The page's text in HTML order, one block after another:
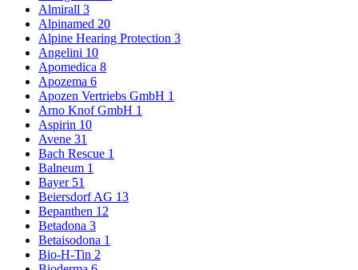
Almirall 3
Alpinamed 20
Alpine Hearing Protection 3
Angelini 10
Apomedica 8
Apozema 6
Apozen Vertriebs GmbH 1
Arno Knof GmbH 1
Aspirin 10
Avene 31
Bach Rescue 1
Balneum 1
Bayer 51
Beiersdorf AG 13
Bepanthen 12
Betadona 3
Betaisodona 1
Bio-H-Tin 2